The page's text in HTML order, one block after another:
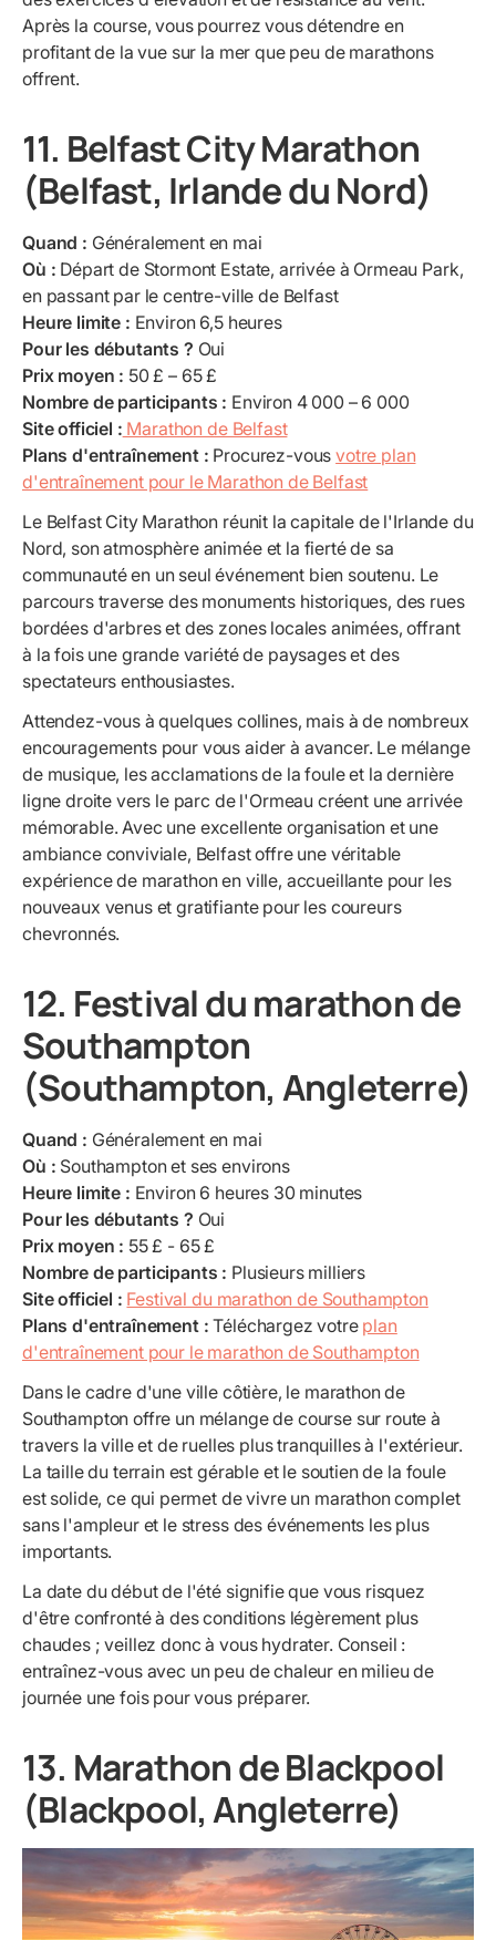
Après la course, vous pourrez vous détendre en
profitant de la vue sur la mer que peu de marathons
offrent.
11. Belfast City Marathon
(Belfast, Irlande du Nord)
Quand : Généralement en mai
Où : Départ de Stormont Estate, arrivée à Ormeau Park,
en passant par le centre-ville de Belfast
Heure limite : Environ 6,5 heures
Pour les débutants ? Oui
Prix moyen : 50 £ – 65 £
Nombre de participants : Environ 4 000 – 6 000
Site officiel : Marathon de Belfast
Plans d'entraînement : Procurez-vousvotre plan
d'entraînement pour le Marathon de Belfast
Le Belfast City Marathon réunit la capitale de l'Irlande du
Nord, son atmosphère animée et la fierté de sa
communauté en un seul événement bien soutenu. Le
parcours traverse des monuments historiques, des rues
bordées d'arbres et des zones locales animées, offrant
à la fois une grande variété de paysages et des
spectateurs enthousiastes.
Attendez-vous à quelques collines, mais à de nombreux
encouragements pour vous aider à avancer. Le mélange
de musique, les acclamations de la foule et la dernière
ligne droite vers le parc de l'Ormeau créent une arrivée
mémorable. Avec une excellente organisation et une
ambiance conviviale, Belfast offre une véritable
expérience de marathon en ville, accueillante pour les
nouveaux venus et gratifiante pour les coureurs
chevronnés.
12. Festival du marathon de
Southampton
(Southampton, Angleterre)
Quand : Généralement en mai
Où : Southampton et ses environs
Heure limite : Environ 6 heures 30 minutes
Pour les débutants ? Oui
Prix moyen : 55 £ - 65 £
Nombre de participants : Plusieurs milliers
Site officiel : Festival du marathon de Southampton
Plans d'entraînement : Téléchargez votre plan
d'entraînement pour le marathon de Southampton
Dans le cadre d'une ville côtière, le marathon de
Southampton offre un mélange de course sur route à
travers la ville et de ruelles plus tranquilles à l'extérieur.
La taille du terrain est gérable et le soutien de la foule
est solide, ce qui permet de vivre un marathon complet
sans l'ampleur et le stress des événements les plus
importants.
La date du début de l'été signifie que vous risquez
d'être confronté à des conditions légèrement plus
chaudes ; veillez donc à vous hydrater. Conseil :
entraînez-vous avec un peu de chaleur en milieu de
journée une fois pour vous préparer.
13. Marathon de Blackpool
(Blackpool, Angleterre)